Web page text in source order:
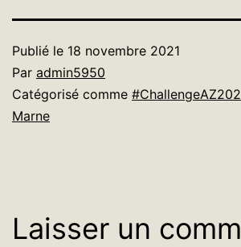
Publié le 18 novembre 2021
Par admin5950
Catégorisé comme
Marne
Laisser un